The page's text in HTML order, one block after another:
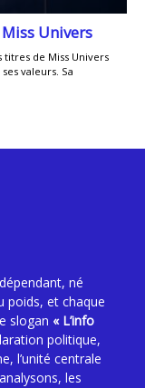
né
poids, et chaque
slogan « L’info
politique,
l’unité centrale
les